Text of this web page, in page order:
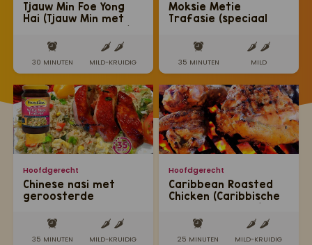
Tjauw Min Foe Yong
Hai (Tjauw Min met
30 MINUTEN MILD-KRUIDIG
Hoofdgerecht
Chinese nasi met
geroosterde
35 MINUTEN MILD-KRUIDIG
Moksie Metie
Trafasie (speciaal
35 MINUTEN MILD
Hoofdgerecht
Caribbean Roasted
Chicken (Caribbische
25 MINUTEN MILD-KRUIDIG